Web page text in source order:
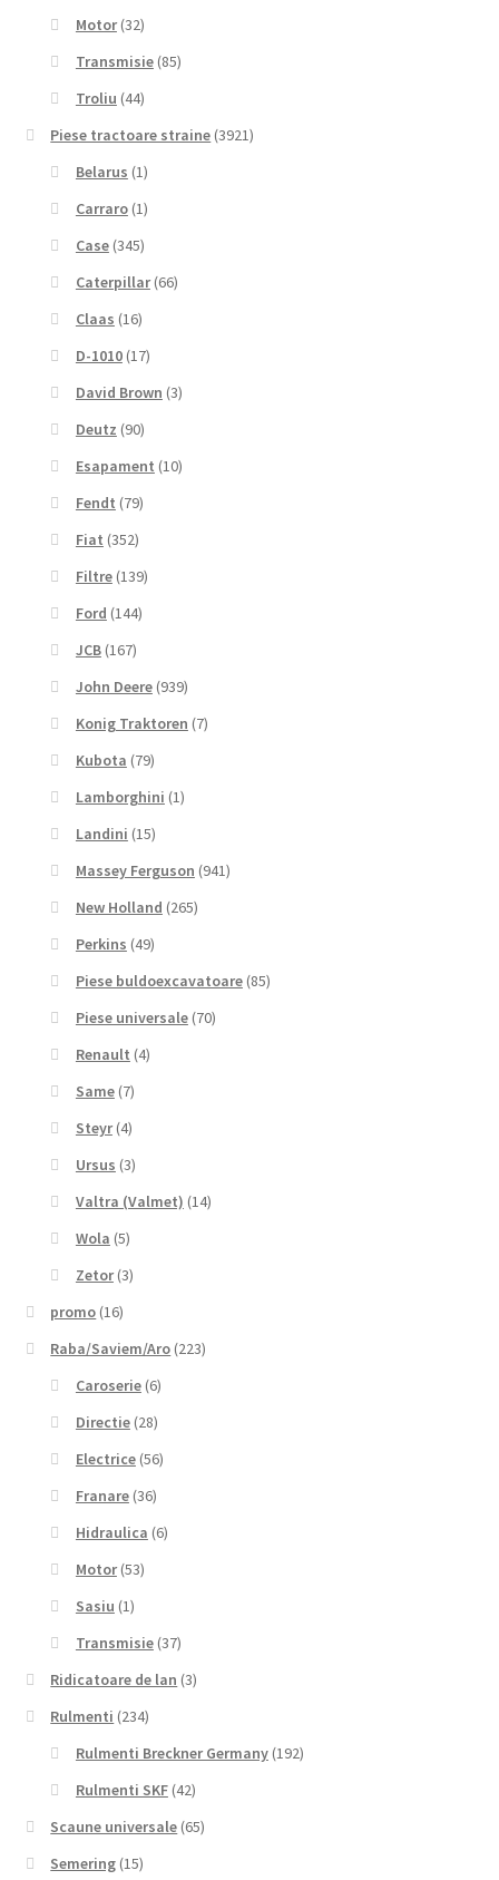
Motor (32)
Transmisie (85)
Troliu (44)
Piese tractoare straine (3921)
Belarus (1)
Carraro (1)
Case (345)
Caterpillar (66)
Claas (16)
D-1010 (17)
David Brown (3)
Deutz (90)
Esapament (10)
Fendt (79)
Fiat (352)
Filtre (139)
Ford (144)
JCB (167)
John Deere (939)
Konig Traktoren (7)
Kubota (79)
Lamborghini (1)
Landini (15)
Massey Ferguson (941)
New Holland (265)
Perkins (49)
Piese buldoexcavatoare (85)
Piese universale (70)
Renault (4)
Same (7)
Steyr (4)
Ursus (3)
Valtra (Valmet) (14)
Wola (5)
Zetor (3)
promo (16)
Raba/Saviem/Aro (223)
Caroserie (6)
Directie (28)
Electrice (56)
Franare (36)
Hidraulica (6)
Motor (53)
Sasiu (1)
Transmisie (37)
Ridicatoare de lan (3)
Rulmenti (234)
Rulmenti Breckner Germany (192)
Rulmenti SKF (42)
Scaune universale (65)
Semering (15)